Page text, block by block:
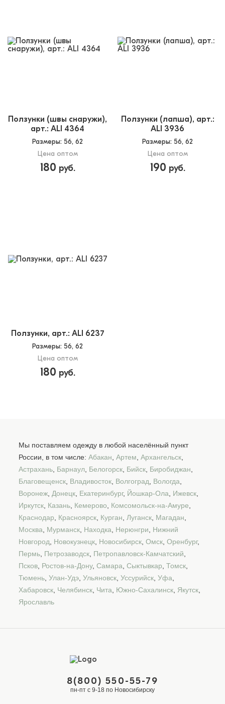
Ползунки (швы снаружи),
арт.: ALI 4364
Размеры: 56, 62
Цена оптом
180 руб.
Ползунки (лапша), арт.:
ALI 3936
Размеры: 56, 62
Цена оптом
190 руб.
Ползунки, арт.: ALI 6237
Размеры: 56, 62
Цена оптом
180 руб.
Мы поставляем одежду в любой населённый пункт
России, в том числе: Абакан Артем Архангельск
Астрахань Барнаул Белогорск Бийск Биробиджан
Благовещенск Владивосток Волгоград Вологда
Воронеж Донецк Екатеринбург, Йошкар-Ола Ижевск
Иркутск Казань Кемерово Комсомольск-на-Амуре
Краснодар
Красноярск Курган Луганск Магадан
Москва
Мурманск Находка Нерюнгри
Нижний
Новгород
Новокузнецк Новосибирск Омск Оренбург,
Пермь Петрозаводск Петропавловск-Камчатский
Псков Ростов-на-Дону, Самара Сыктывкар Томск
Тюмень Улан-Удэ Ульяновск Уссурийск Уфа
Хабаровск Челябинск Чита Южно-Сахалинск Якутск
Ярославль
8(800) 550-55-79
пн-пт с 9-18 по Новосибирску